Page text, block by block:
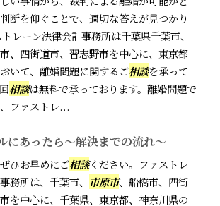
断を仰ぐことで、適切な答えが見つかり
レーン法律会計事務所は千葉県千葉市、
、四街道市、習志野市を中心に、東京都
いて、離婚問題に関するご相談を承って
相談は無料で承っております。離婚問題で
ファストレ...
にあったら～解決までの流れ～
ひお早めにご相談ください。ファストレ
務所は、千葉市、
市原市、船橋市、四街
を中心に、千葉県、東京都、神奈川県の